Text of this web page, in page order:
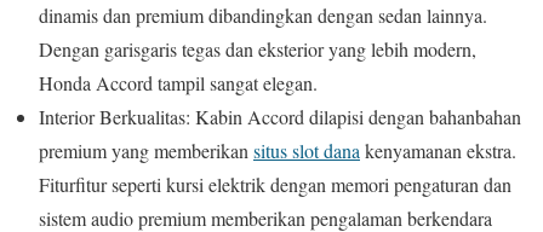
dinamis dan premium dibandingkan dengan sedan lainnya.
Dengan garisgaris tegas dan eksterior yang lebih modern,
Honda Accord tampil sangat elegan.
Interior Berkualitas: Kabin Accord dilapisi dengan bahanbahan
premium yang memberikan situs slot dana kenyamanan ekstra.
Fiturfitur seperti kursi elektrik dengan memori pengaturan dan
sistem audio premium memberikan pengalaman berkendara